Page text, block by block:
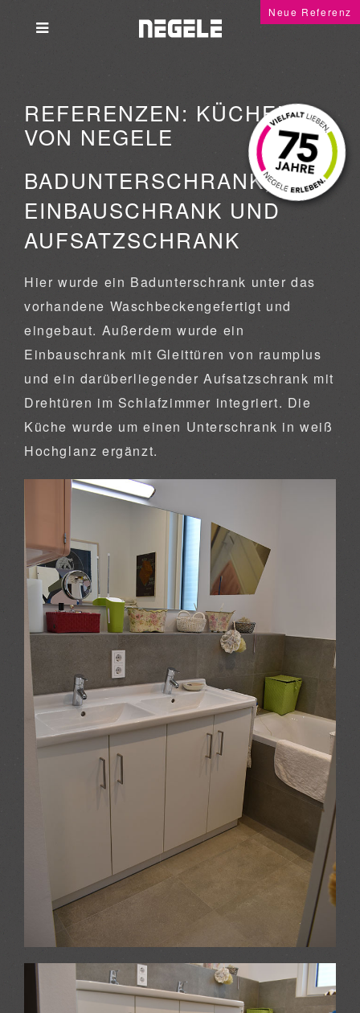
REFERENZEN: KÜCHEN
VON NEGELE
BADUNTERSCHRANK,
EINBAUSCHRANK UND
AUFSATZSCHRANK
Neue Referenz
Hier wurde ein Badunterschrank unter das
vorhandene Waschbeckengefertigt und
eingebaut. Außerdem wurde ein
Einbauschrank mit Gleittüren von raumplus
und ein darüberliegender Aufsatzschrank mit
Drehtüren im Schlafzimmer integriert. Die
Küche wurde um einen Unterschrank in weiß
Hochglanz ergänzt.